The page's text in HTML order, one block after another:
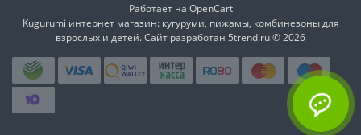
Работает на OpenCart
Kugurumi интернет магазин: кугуруми, пижамы, комбинезоны для
взрослых и детей. Сайт разработан 5trend.ru © 2026